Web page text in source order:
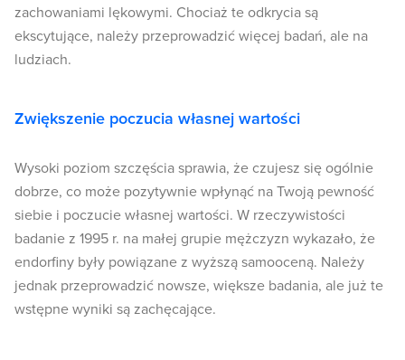
zachowaniami lękowymi. Chociaż te odkrycia są
ekscytujące, należy przeprowadzić więcej badań, ale na
ludziach.
Zwiększenie poczucia własnej wartości
Wysoki poziom szczęścia sprawia, że czujesz się ogólnie
dobrze, co może pozytywnie wpłynąć na Twoją pewność
siebie i poczucie własnej wartości. W rzeczywistości
badanie z 1995 r. na małej grupie mężczyzn wykazało, że
endorfiny były powiązane z wyższą samooceną. Należy
jednak przeprowadzić nowsze, większe badania, ale już te
wstępne wyniki są zachęcające.